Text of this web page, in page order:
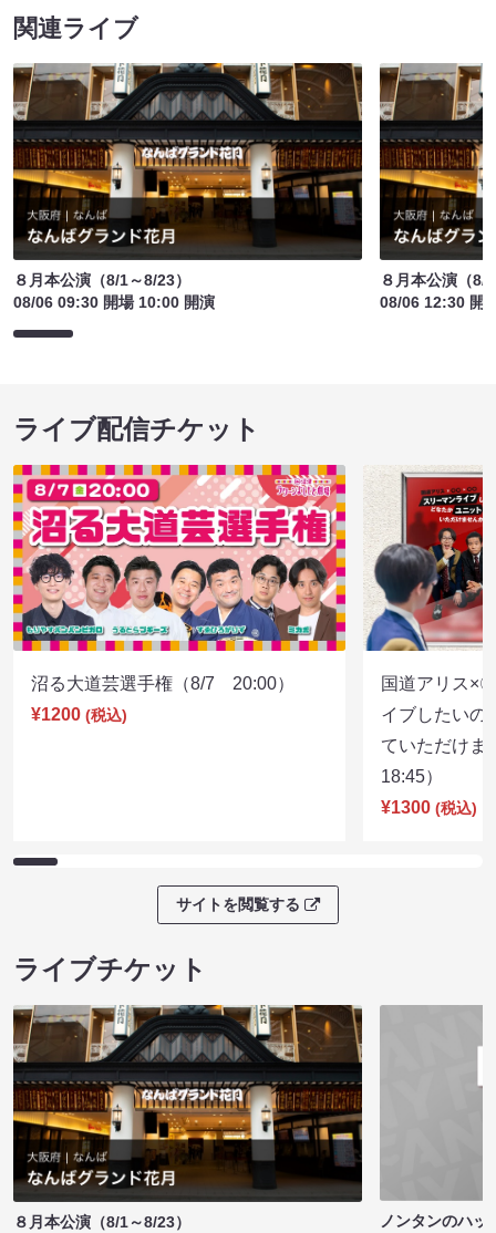
関連ライブ
８月本公演（8/1～8/23）
08/06 09:30 開場 10:00 開演
８月本公演（8/
08/06 12:30 開
ライブ配信チケット
沼る大道芸選手権（8/7 20:00）
¥1200 (税込)
国道アリス×
イブしたいの
ていただけ
18:45）
¥1300 (税込)
サイトを閲覧する
ライブチケット
８月本公演（8/1～8/23）
ノンタンのハッ